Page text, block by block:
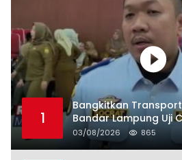
1
Bangkitkan
Bandar Lampung Uji
03/08/2026 865